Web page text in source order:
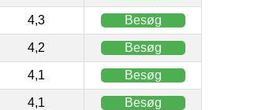
4,3 Besøg
4,2 Besøg
4,1 Besøg
4,1 Besøg